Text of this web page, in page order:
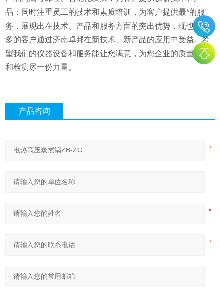
品；同时注重员工的技术和素质培训，为客户提供最*的服
务，展现出在技术、产品和服务方面的突出优势，现也使众
多的客户通过济南卓邦在新技术、新产品的应用中受益。希
望我们的仪器设备和服务能让您满意，为您企业的质量控制
和检测尽一份力量。
产品咨询